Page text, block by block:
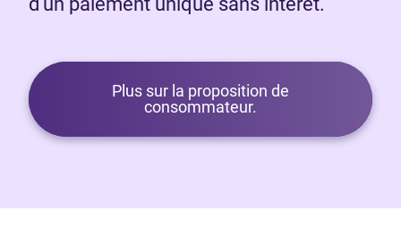
Plus sur la proposition de
consommateur.